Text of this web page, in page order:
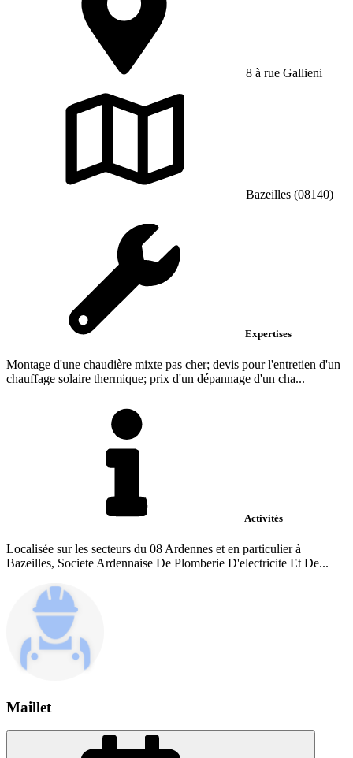
8 à rue Gallieni
Bazeilles (08140)
Expertises
Montage d'une chaudière mixte pas cher; devis pour l'entretien d'un
chauffage solaire thermique; prix d'un dépannage d'un cha...
Activités
Localisée sur les secteurs du 08 Ardennes et en particulier à
Bazeilles, Societe Ardennaise De Plomberie D'electricite Et De...
Maillet